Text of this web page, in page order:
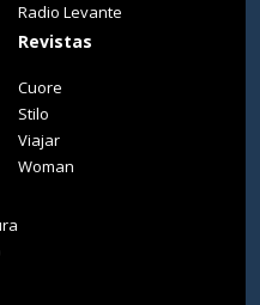
Radio Levante
Revistas
Cuore
Stilo
Viajar
Woman